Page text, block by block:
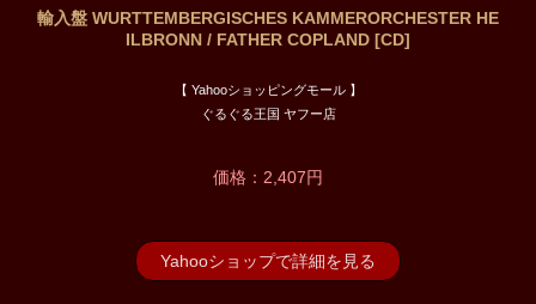
輸入盤 WURTTEMBERGISCHES KAMMERORCHESTER HE
ILBRONN / FATHER COPLAND [CD]
【 Yahooショッピングモール 】
ぐるぐる王国 ヤフー店
価格：2,407円
Yahooショップで詳細を見る